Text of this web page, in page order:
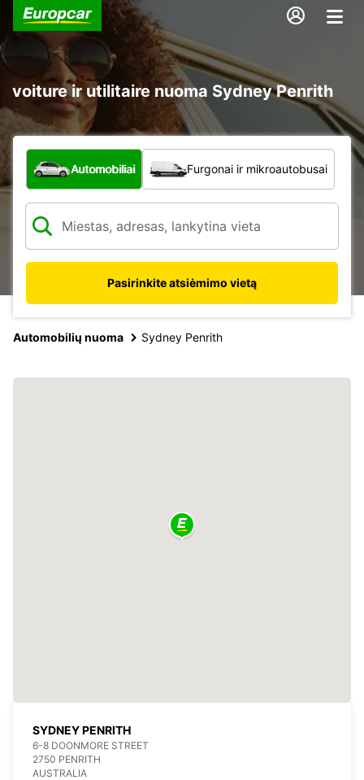
voiture ir utilitaire nuoma Sydney Penrith
Kokio tipo automobilis?
Automobiliai Furgonai ir mikroautobusai
Pasirinkite atsiėmimo vietą
Automobilių nuoma Sydney Penrith
SYDNEY PENRITH
6-8 DOONMORE STREET
2750 PENRITH
AUSTRALIA